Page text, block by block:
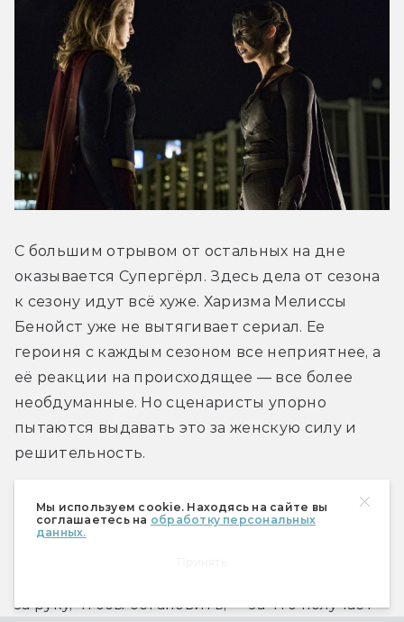
Мы используем cookie. Находясь на сайте вы
соглашаетесь на обработку персональных
данных.
С большим отрывом от остальных на дне
оказывается Супергёрл. Здесь дела от сезона
к сезону идут всё хуже. Харизма Мелиссы
Бенойст уже не вытягивает сериал. Ее
героиня с каждым сезоном все неприятнее, а
её реакции на происходящее — все более
необдуманные. Но сценаристы упорно
пытаются выдавать это за женскую силу и
решительность.
Вот пример. Кара пытается пройти на
частную вечеринку без приглашения. Ее
за руку, чтобы остановить, — за что получает